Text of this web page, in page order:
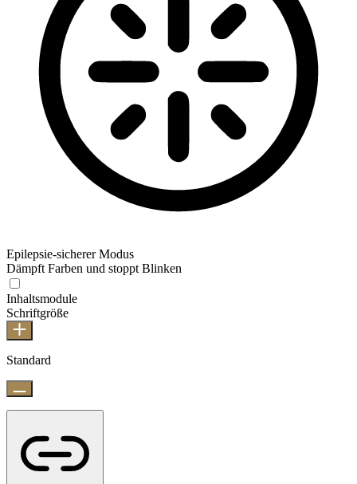
Epilepsie-sicherer Modus
Dämpft Farben und stoppt Blinken
Inhaltsmodule
Schriftgröße
Standard